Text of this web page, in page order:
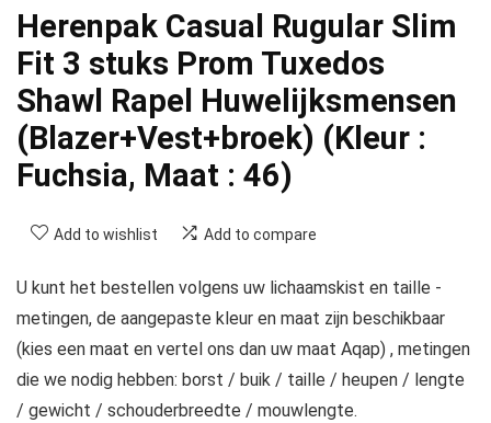
Herenpak Casual Rugular Slim
Fit 3 stuks Prom Tuxedos
Shawl Rapel Huwelijksmensen
(Blazer+Vest+broek) (Kleur :
Fuchsia, Maat : 46)
Add to wishlist Add to compare
U kunt het bestellen volgens uw lichaamskist en taille -
metingen, de aangepaste kleur en maat zijn beschikbaar
(kies een maat en vertel ons dan uw maat Aqap) , metingen
die we nodig hebben: borst / buik / taille / heupen / lengte
/ gewicht / schouderbreedte / mouwlengte.